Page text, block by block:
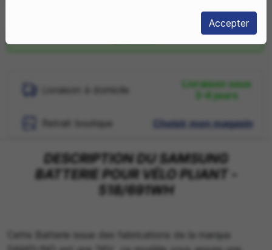
Accepter
Livraison à domicile
Livraison sous
3-4 jours
Retrait boutique Choisir mon magasin
DESCRIPTION DU SAMSUNG
BATTERIE POUR VÉLO PLIANT -
518/691WH
Cette Batterie issue des fabrications de la marque